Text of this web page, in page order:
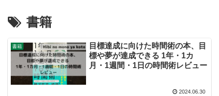
書籍
書籍
目標達成に向けた時間術の本、目
標や夢が達成できる 1年・1カ
月・1週間・1日の時間術レビュー
2024.06.30